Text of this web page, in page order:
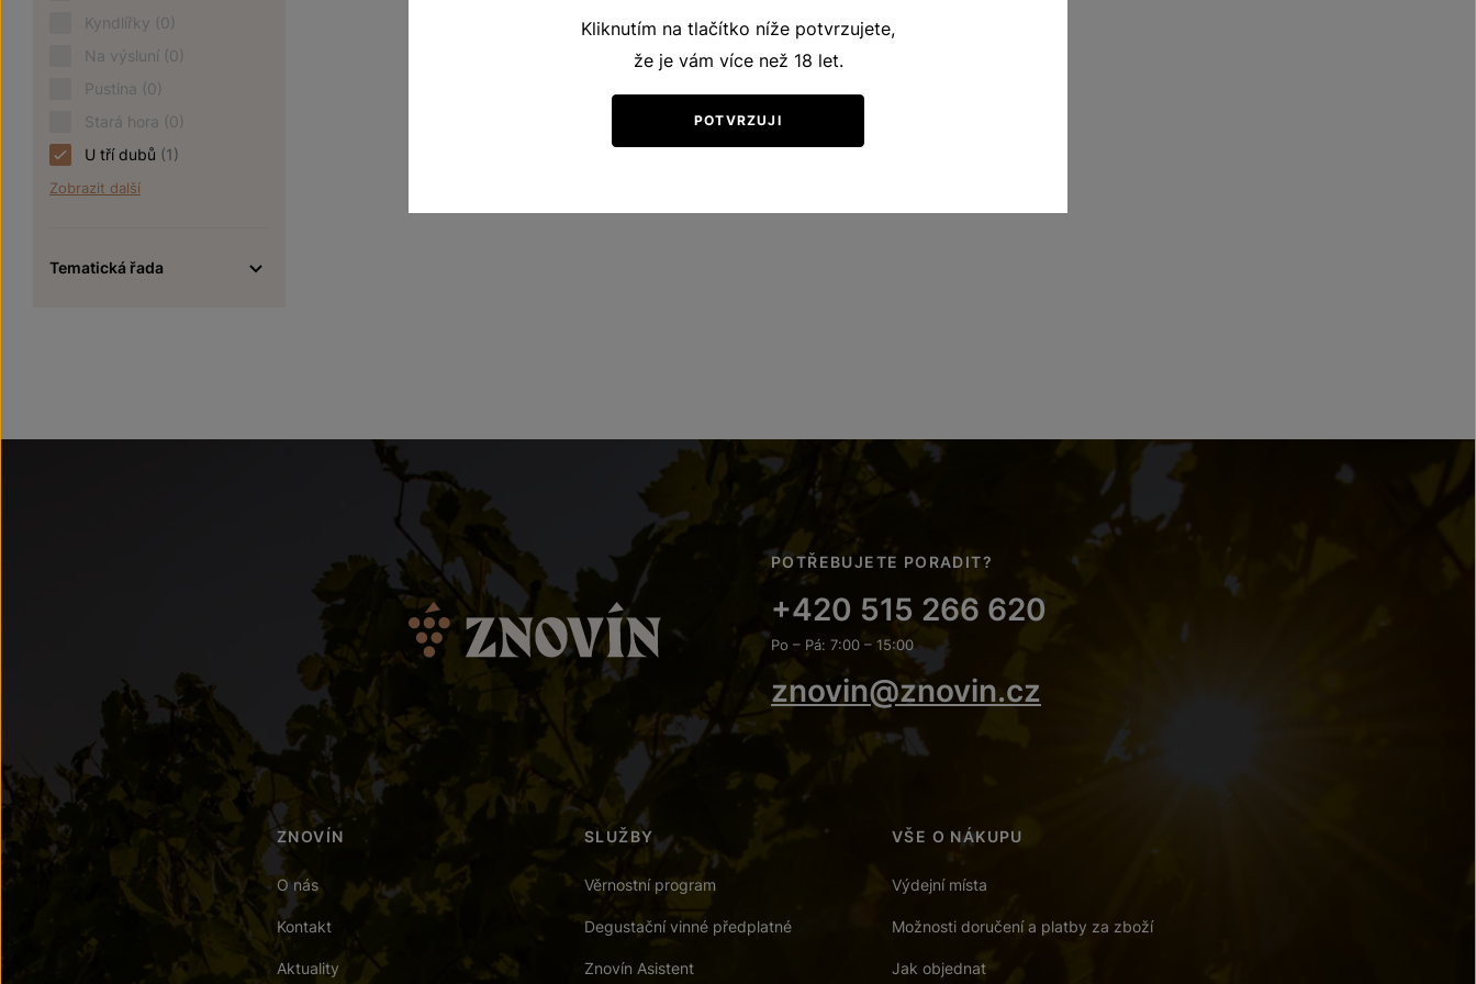
Kyndlířky (0)
Na výsluní (0)
Pustina (0)
Stará hora (0)
U tří dubů (1)
Zobrazit další
Tematická řada
POTŘEBUJETE PORADIT?
+420 515 266 620
Po – Pá: 7:00 – 15:00
znovin@znovin.cz
ZNOVÍN
O nás
Kontakt
Aktuality
SLUŽBY
Věrnostní program
Degustační vinné předplatné
Znovín Asistent
VŠE O NÁKUPU
Výdejní místa
Možnosti doručení a platby za zboží
Jak objednat
Kliknutím na tlačítko níže potvrzujete,
že je vám více než 18 let.
POTVRZUJI